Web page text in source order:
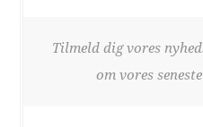
Tilmeld dig vores
om vores